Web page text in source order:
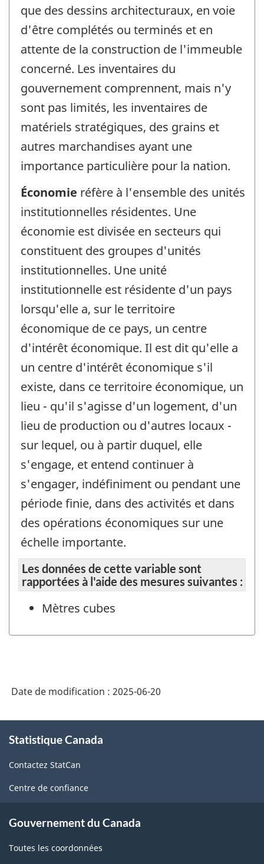
que des dessins architecturaux, en voie
d'être complétés ou terminés et en
attente de la construction de l'immeuble
concerné. Les inventaires du
gouvernement comprennent, mais n'y
sont pas limités, les inventaires de
matériels stratégiques, des grains et
autres marchandises ayant une
importance particulière pour la nation.
Économie réfère à l'ensemble des unités
institutionnelles résidentes. Une
économie est divisée en secteurs qui
constituent des groupes d'unités
institutionnelles. Une unité
institutionnelle est résidente d'un pays
lorsqu'elle a, sur le territoire
économique de ce pays, un centre
d'intérêt économique. Il est dit qu'elle a
un centre d'intérêt économique s'il
existe, dans ce territoire économique, un
lieu - qu'il s'agisse d'un logement, d'un
lieu de production ou d'autres locaux -
sur lequel, ou à partir duquel, elle
s'engage, et entend continuer à
s'engager, indéfiniment ou pendant une
période finie, dans des activités et dans
des opérations économiques sur une
échelle importante.
Les données de cette variable sont
rapportées à l'aide des mesures suivantes :
Mètres cubes
Date de modification : 2025-06-20
propos
ce
site
Statistique Canada
Contactez StatCan
Centre de confiance
Gouvernement du Canada
Toutes les coordonnées